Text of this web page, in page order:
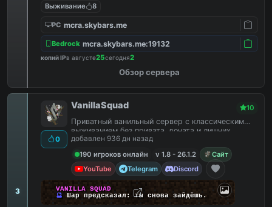
Выживание
8
PC mcra.skybars.me
Bedrock mcra.skybars.me:19132
копий IPв августе25сегодня2
Обзор сервера
3
0
VanillaSquad 10
Приватный ванильный сервер с классическим
выживанием без привата, доната и лишних
плагинов.
добавлен 936 дн назад
190 игроков онлайн
v 1.8 - 26.1.2
Сайт
YouTube
Telegram Discord
VANILLA SQUAD
🔮 Шар предсказал: ты снова зайдёшь .